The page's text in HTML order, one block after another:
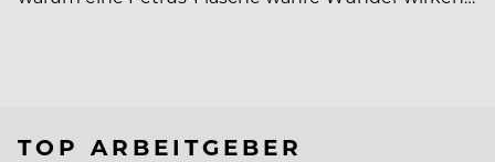
TOP ARBEITGEBER